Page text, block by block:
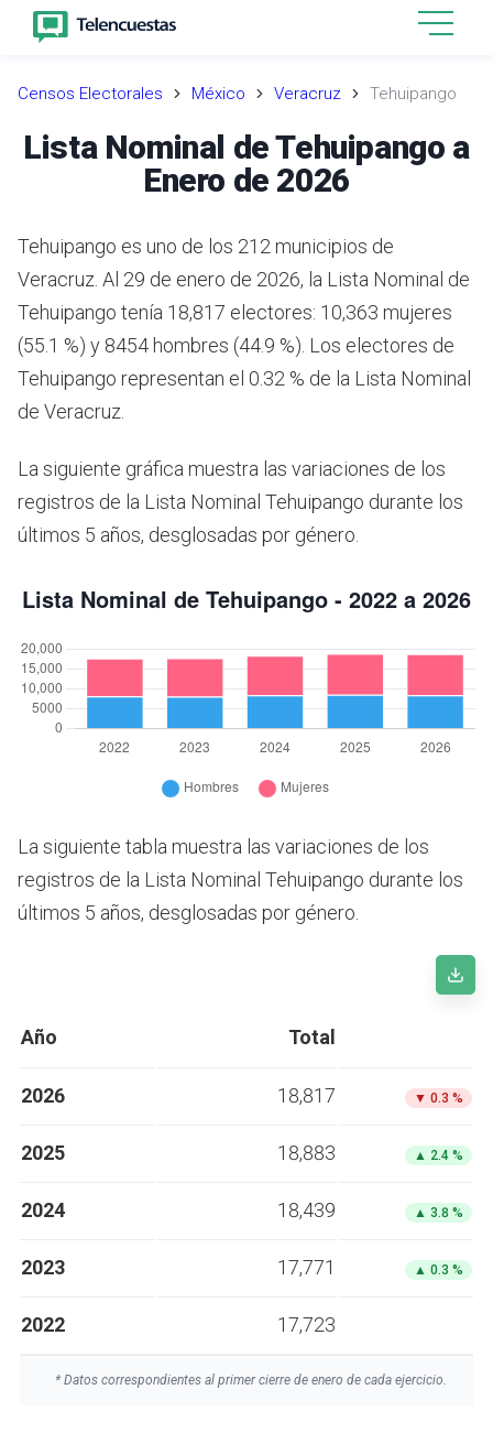
Censos Electorales México Veracruz Tehuipango
Lista Nominal de Tehuipango a
Enero de 2026
Tehuipango es uno de los 212 municipios de
Veracruz. Al 29 de enero de 2026, la Lista Nominal de
Tehuipango tenía 18,817 electores: 10,363 mujeres
(55.1 %) y 8454 hombres (44.9 %). Los electores de
Tehuipango representan el 0.32 % de la Lista Nominal
de Veracruz.
La siguiente gráfica muestra las variaciones de los
registros de la Lista Nominal Tehuipango durante los
últimos 5 años, desglosadas por género.
La siguiente tabla muestra las variaciones de los
registros de la Lista Nominal Tehuipango durante los
últimos 5 años, desglosadas por género.
Año Total
2026 18,817 ▼ 0.3 %
2025 18,883 ▲ 2.4 %
2024 18,439 ▲ 3.8 %
2023 17,771 ▲ 0.3 %
2022 17,723
* Datos correspondientes al primer cierre de enero de cada ejercicio.